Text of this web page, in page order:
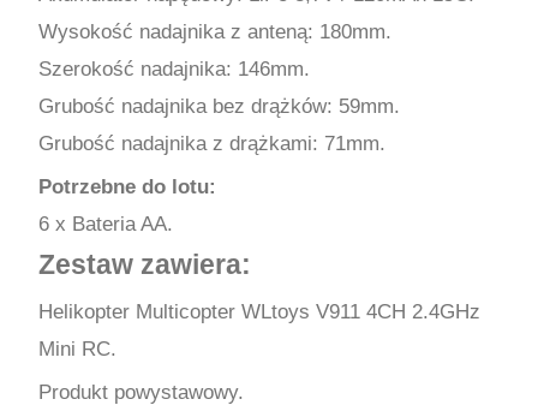
Wysokość nadajnika z anteną: 180mm.
Szerokość nadajnika: 146mm.
Grubość nadajnika bez drążków: 59mm.
Grubość nadajnika z drążkami: 71mm.
Potrzebne do lotu:
6 x Bateria AA.
Zestaw zawiera:
Helikopter Multicopter WLtoys V911 4CH 2.4GHz
Mini RC.
Produkt powystawowy.